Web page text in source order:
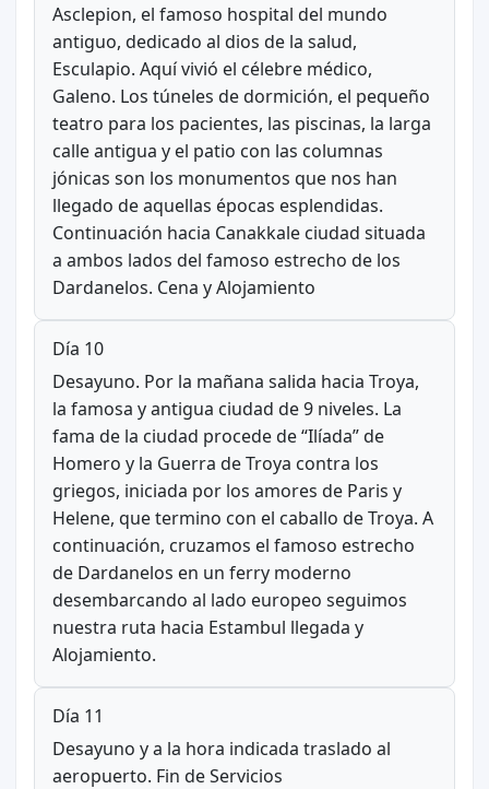
Asclepion, el famoso hospital del mundo
antiguo, dedicado al dios de la salud,
Esculapio. Aquí vivió el célebre médico,
Galeno. Los túneles de dormición, el pequeño
teatro para los pacientes, las piscinas, la larga
calle antigua y el patio con las columnas
jónicas son los monumentos que nos han
llegado de aquellas épocas esplendidas.
Continuación hacia Canakkale ciudad situada
a ambos lados del famoso estrecho de los
Dardanelos. Cena y Alojamiento
Día 10
Desayuno. Por la mañana salida hacia Troya,
la famosa y antigua ciudad de 9 niveles. La
fama de la ciudad procede de “Ilíada” de
Homero y la Guerra de Troya contra los
griegos, iniciada por los amores de Paris y
Helene, que termino con el caballo de Troya. A
continuación, cruzamos el famoso estrecho
de Dardanelos en un ferry moderno
desembarcando al lado europeo seguimos
nuestra ruta hacia Estambul llegada y
Alojamiento.
Día 11
Desayuno y a la hora indicada traslado al
aeropuerto. Fin de Servicios